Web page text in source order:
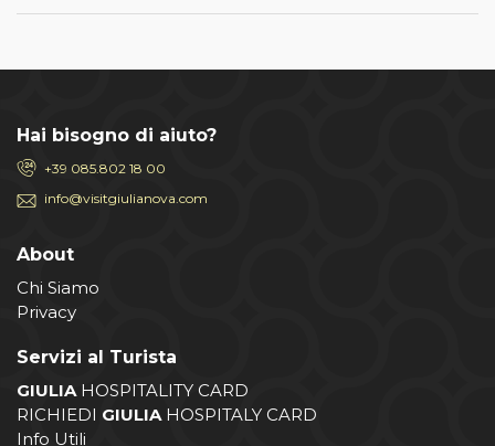
Hai bisogno di aiuto?
+39 085.802 18 00
info@visitgiulianova.com
About
Chi Siamo
Privacy
Servizi al Turista
GIULIA HOSPITALITY CARD
RICHIEDI GIULIA HOSPITALY CARD
Info Utili